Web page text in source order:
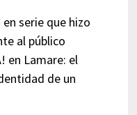
serie que hizo
al público
en Lamare: el
de un